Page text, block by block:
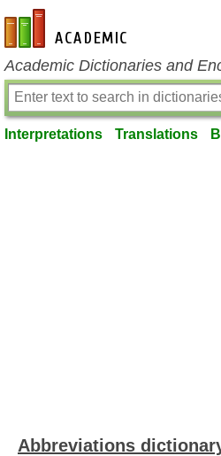
en-academic.com
Academic Dictionaries and
Interpretations Translations
Abbreviations